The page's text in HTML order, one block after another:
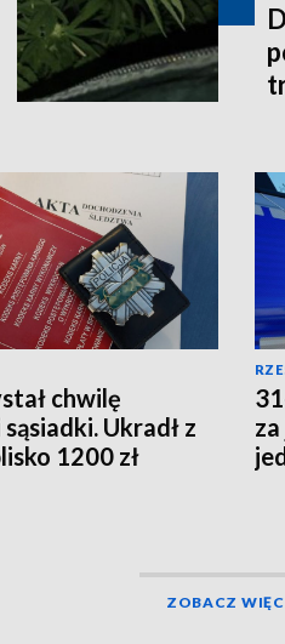
chwilę
Ukradł z
1200 zł
ZOBACZ